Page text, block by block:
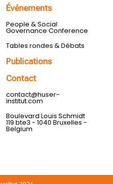
Événements
People & Social
Governance Conference
Tables rondes & Débats
Publications
Contact
contact@huser-
institut.com
Boulevard Louis Schmidt
119 bte3 - 1040 Bruxelles -
Belgium